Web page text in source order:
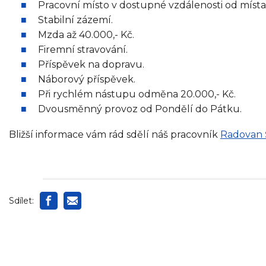
Pracovní místo v dostupné vzdálenosti od
Stabilní zázemí.
Mzda až 40.000,- Kč.
Firemní stravování.
Příspěvek na dopravu.
Náborový příspěvek.
Při rychlém nástupu odměna 20.000,- Kč.
Dvousměnný provoz od Pondělí do Pátku.
Bližší informace vám rád sdělí náš pracovník Radovan
Sdílet: